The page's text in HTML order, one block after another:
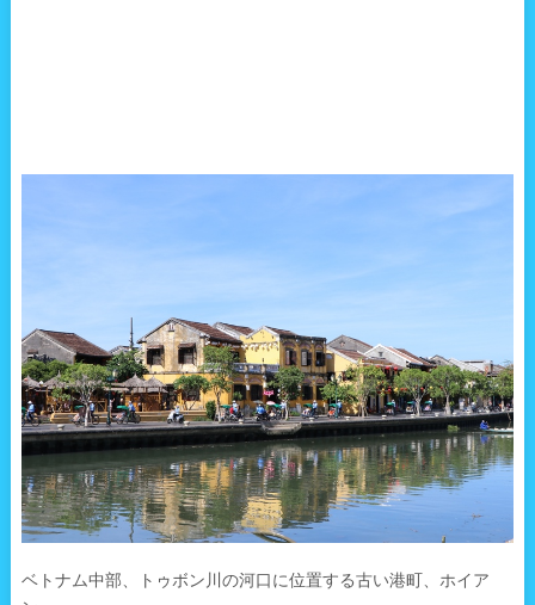
ベトナム中部、トゥボン川の河口に位置する古い港町、ホイア